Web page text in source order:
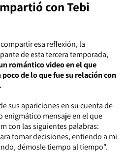
con Tebi
esa reflexión, la
de esta tercera temporada,
romántico video en el que
de lo que fue su relación con
sus apariciones en su cuenta de
enigmático mensaje en el que
con las siguientes palabras:
tomar decisiones, entiendo a mi
démosle tiempo al tiempo".